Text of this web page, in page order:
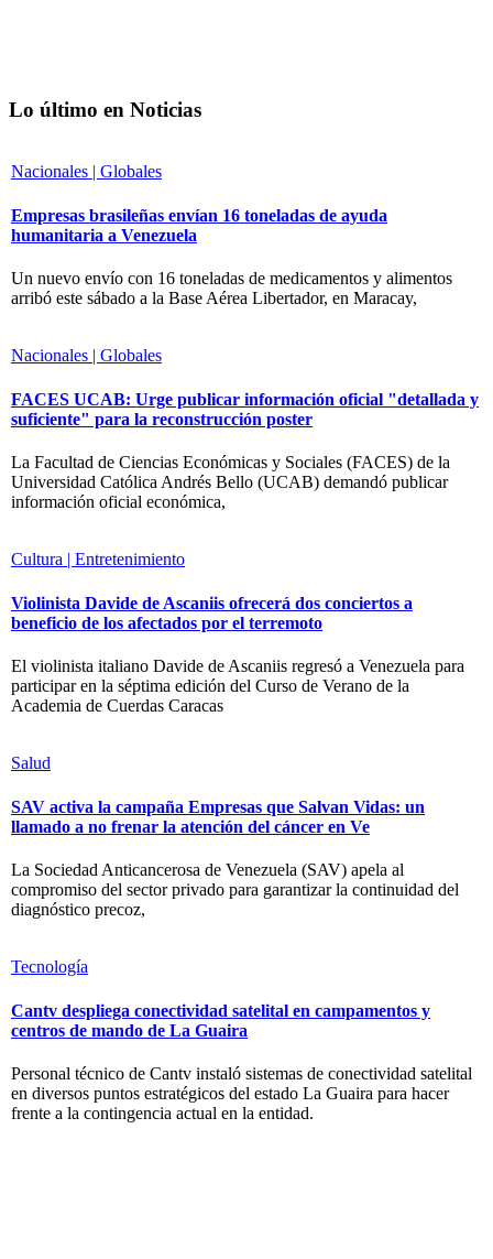
Lo último en Noticias
Nacionales | Globales
Empresas brasileñas envían 16 toneladas de ayuda
humanitaria a Venezuela
Un nuevo envío con 16 toneladas de medicamentos y alimentos
arribó este sábado a la Base Aérea Libertador, en Maracay,
Nacionales | Globales
FACES UCAB: Urge publicar información oficial "detallada y
suficiente" para la reconstrucción poster
La Facultad de Ciencias Económicas y Sociales (FACES) de la
Universidad Católica Andrés Bello (UCAB) demandó publicar
información oficial económica,
Cultura | Entretenimiento
Violinista Davide de Ascaniis ofrecerá dos conciertos a
beneficio de los afectados por el terremoto
El violinista italiano Davide de Ascaniis regresó a Venezuela para
participar en la séptima edición del Curso de Verano de la
Academia de Cuerdas Caracas
Salud
SAV activa la campaña Empresas que Salvan Vidas: un
llamado a no frenar la atención del cáncer en Ve
La Sociedad Anticancerosa de Venezuela (SAV) apela al
compromiso del sector privado para garantizar la continuidad del
diagnóstico precoz,
Tecnología
Cantv despliega conectividad satelital en campamentos y
centros de mando de La Guaira
Personal técnico de Cantv instaló sistemas de conectividad satelital
en diversos puntos estratégicos del estado La Guaira para hacer
frente a la contingencia actual en la entidad.